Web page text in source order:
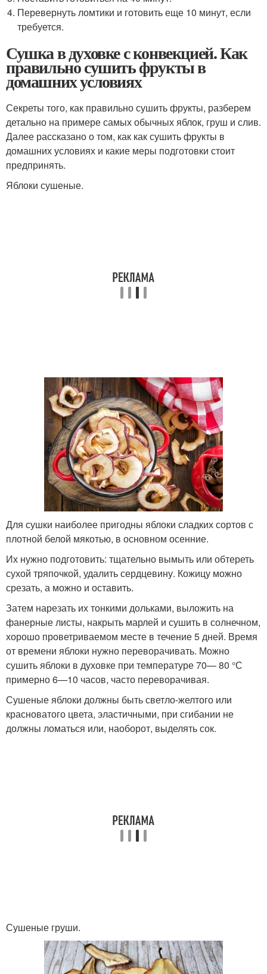
Перевернуть ломтики и готовить еще 10 минут, если
требуется.
Сушка в духовке с конвекцией. Как
правильно сушить фрукты в
домашних условиях
Секреты того, как правильно сушить фрукты, разберем
детально на примере самых обычных яблок, груш и слив.
Далее рассказано о том, как как сушить фрукты в
домашних условиях и какие меры подготовки стоит
предпринять.
Яблоки сушеные.
Для сушки наиболее пригодны яблоки сладких сортов с
плотной белой мякотью, в основном осенние.
Их нужно подготовить: тщательно вымыть или обтереть
сухой тряпочкой, удалить сердцевину. Кожицу можно
срезать, а можно и оставить.
Затем нарезать их тонкими дольками, выложить на
фанерные листы, накрыть марлей и сушить в солнечном,
хорошо проветриваемом месте в течение 5 дней. Время
от времени яблоки нужно переворачивать. Можно
сушить яблоки в духовке при температуре 70— 80 °С
примерно 6—10 часов, часто переворачивая.
Сушеные яблоки должны быть светло-желтого или
красноватого цвета, эластичными, при сгибании не
должны ломаться или, наоборот, выделять сок.
Сушеные груши.